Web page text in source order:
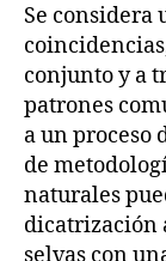
Se considera
conjunto y a
patrones
a un proceso
de
naturales
dicatrización
selvas con